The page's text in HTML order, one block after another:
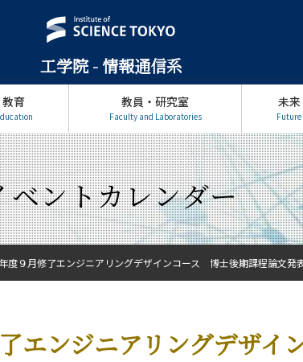
工学院 - 情報通信系
教育 教員・研究室
Faculty and Laboratories
未来
Future
ベントカレンダー
エンジニアリングデザイ
度９月修了エンジニアリングデザインコース 博士後期課程論文発